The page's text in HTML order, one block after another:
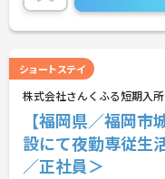
ショートステイ
株式会社さんくふる短期入
【福岡県／福岡
設にて夜勤専従生
／正社員＞